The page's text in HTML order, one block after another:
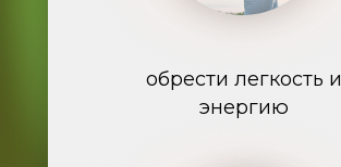
обрести легкость и
энергию